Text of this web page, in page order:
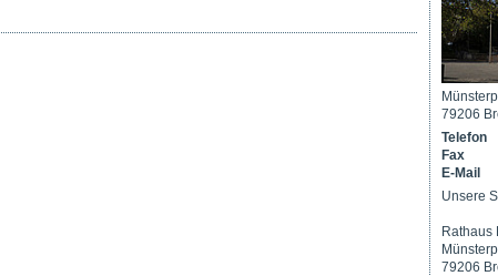
79206
Telefon
Fax
E-Mail
Unsere
Rathaus
79206